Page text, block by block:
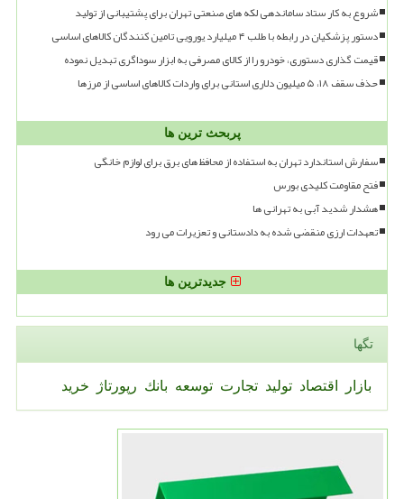
شروع به کار ستاد ساماندهی لکه های صنعتی تهران برای پشتیبانی از تولید
دستور پزشکیان در رابطه با طلب ۴ میلیارد یورویی تامین کنندگان کالاهای اساسی
قیمت گذاری دستوری، خودرو را از کالای مصرفی به ابزار سوداگری تبدیل نموده
حذف سقف ۱۸، ۵ میلیون دلاری استانی برای واردات کالاهای اساسی از مرزها
پربحث ترین ها
سفارش استاندارد تهران به استفاده از محافظ های برق برای لوازم خانگی
فتح مقاومت کلیدی بورس
هشدار شدید آبی به تهرانی ها
تعهدات ارزی منقضی شده به دادستانی و تعزیرات می رود
جدیدترین ها
تگها
بازار اقتصاد تولید تجارت توسعه بانك رپورتاژ خرید